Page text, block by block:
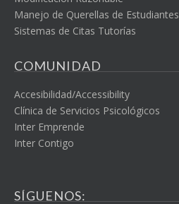
Manejo de Querellas de Estudiantes
Sistemas de Citas Tutorías
COMUNIDAD
Accesibilidad/Accessibility
Clínica de Servicios Psicológicos
Inter Emprende
Inter Contigo
SÍGUENOS: